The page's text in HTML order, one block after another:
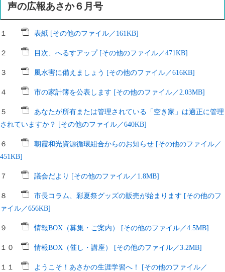
声の広報あさか６月号
１ 表紙 [その他のファイル／161KB]
２ 目次、へるすアップ [その他のファイル／471KB]
３ 風水害に備えましょう [その他のファイル／616KB]
４ 市の家計簿を公表します [その他のファイル／2.03MB]
５
あなたが所有または管理されている「空き家」は適正に管理
されていますか？ [その他のファイル／640KB]
６
朝霞和光資源循環組合からのお知らせ [その他のファイル／
451KB]
７ 議会だより [その他のファイル／1.8MB]
８
市長コラム、彩夏祭グッズの販売が始まります [その他のフ
ァイル／656KB]
９ 情報BOX（募集・ご案内） [その他のファイル／4.5MB]
１０ 情報BOX（催し・講座） [その他のファイル／3.2MB]
１１
ようこそ！あさかの生涯学習へ！ [その他のファイル／